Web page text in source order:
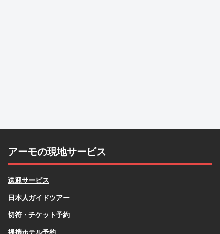
アーモの現地サービス
送迎サービス
日本人ガイドツアー
切符・チケット予約
提携ホテル予約